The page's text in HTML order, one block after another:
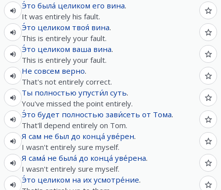
Э́то была́ целиком его вина.
It was entirely his fault.
Э́то целиком твоя́ вина.
This is entirely your fault.
Э́то целиком ваша вина.
This is entirely your fault.
Не совсем верно.
That's not entirely correct.
Ты полностью упусти́л суть.
You've missed the point entirely.
Э́то будет полностью зави́сеть от Тома.
That'll depend entirely on Tom.
Я сам не был до конца́ уве́рен.
I wasn't entirely sure myself.
Я сама́ не была́ до конца́ уве́рена.
I wasn't entirely sure myself.
Э́то целиком на их усмотре́ние.